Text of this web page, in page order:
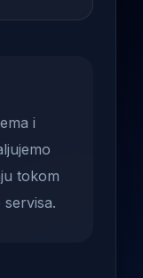
i
tokom